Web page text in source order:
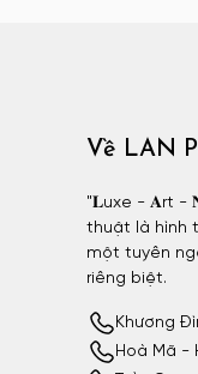
BDK
Billie
Về LAN
"𝐋uxe - 𝐀rt -
thuật là hình
một tuyên
riêng biệt.
Khương
Hoà Mã -